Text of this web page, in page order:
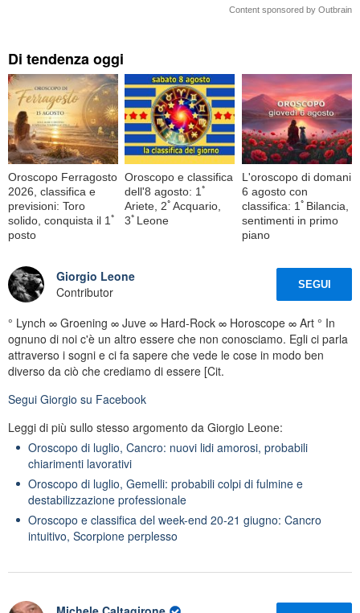
Content sponsored by Outbrain
Di tendenza oggi
Oroscopo Ferragosto
2026, classifica e
previsioni: Toro
solido, conquista il 1ﾟ
posto
Oroscopo e classifica
dell'8 agosto: 1ﾟ
Ariete, 2ﾟAcquario,
3ﾟLeone
L'oroscopo di domani
6 agosto con
classifica: 1ﾟBilancia,
sentimenti in primo
piano
Giorgio Leone
Contributor
SEGUI
° Lynch ∞ Groening ∞ Juve ∞ Hard-Rock ∞ Horoscope ∞ Art ° In
ognuno di noi c'è un altro essere che non conosciamo. Egli ci parla
attraverso i sogni e ci fa sapere che vede le cose in modo ben
diverso da ciò che crediamo di essere [Cit.
Segui Giorgio su Facebook
Leggi di più sullo stesso argomento da Giorgio Leone:
Oroscopo di luglio, Cancro: nuovi lidi amorosi, probabili
chiarimenti lavorativi
Oroscopo di luglio, Gemelli: probabili colpi di fulmine e
destabilizzazione professionale
Oroscopo e classifica del week-end 20-21 giugno: Cancro
intuitivo, Scorpione perplesso